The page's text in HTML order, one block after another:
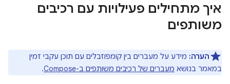
איך מתחילים פעילויות עם רכיבים
משותפים
הערה: מידע על מעברים בין קומפוזבלים עם תוכן עקבי זמין
במאמר בנושא מעברים של רכיבים משותפים ב-Compose .